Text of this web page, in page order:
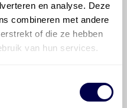
en analyse. Deze
combineren met andere
of die ze hebben
van hun services.